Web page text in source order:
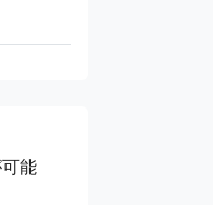
能